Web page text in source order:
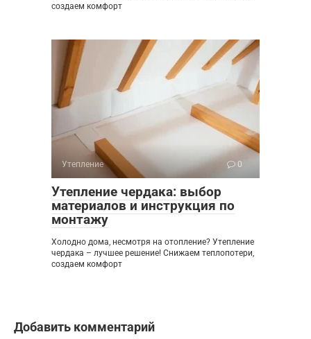
создаем комфорт
Утепление 0
Утепление чердака: выбор
материалов и инструкция по
монтажу
Холодно дома, несмотря на отопление? Утепление
чердака – лучшее решение! Снижаем теплопотери,
создаем комфорт
Добавить комментарий